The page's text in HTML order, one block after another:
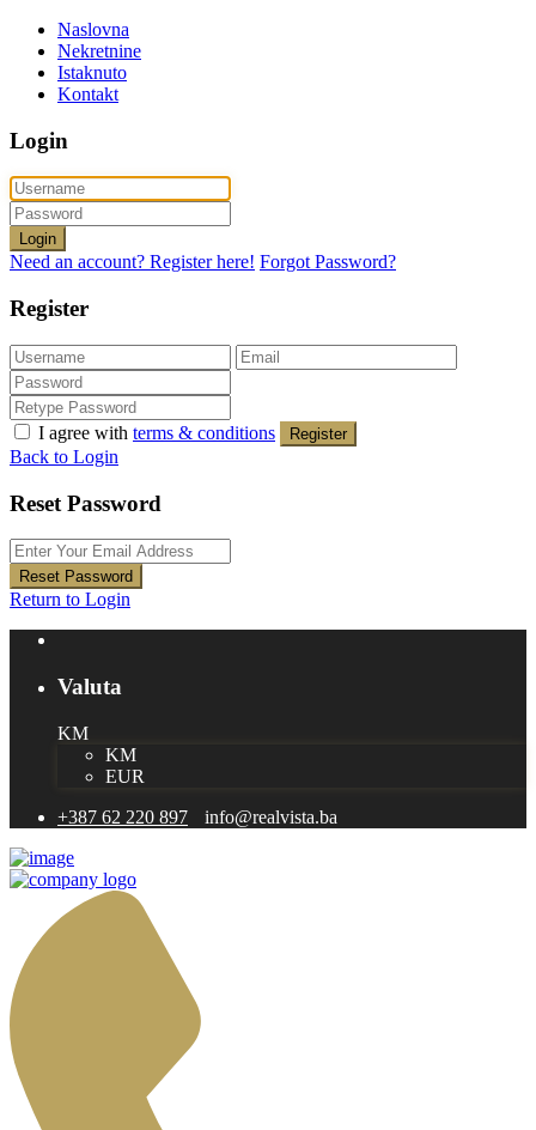
Naslovna
Nekretnine
Istaknuto
Kontakt
Login
Login
Need an account? Register here! Forgot Password?
Register
I agree with terms & conditions Register
Back to Login
Reset Password
Reset Password
Return to Login
Valuta
KM
KM
EUR
+387 62 220 897
info@realvista.ba